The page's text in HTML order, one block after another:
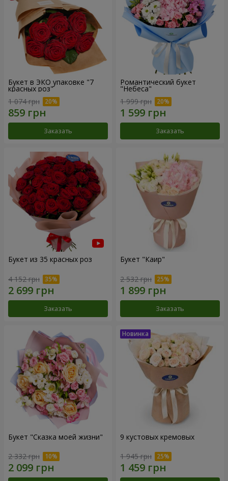
Букет в ЭКО упаковке "7
красных роз"
1 074 грн
Заказать
Романтический букет
"Небеса"
1 999 грн
Заказать
Букет из 35 красных роз
4 152 грн
Заказать
Букет "Каир"
2 532 грн
Заказать
Букет "Сказка моей жизни"
2 332 грн
9 кустовых кремовых
1 945 грн